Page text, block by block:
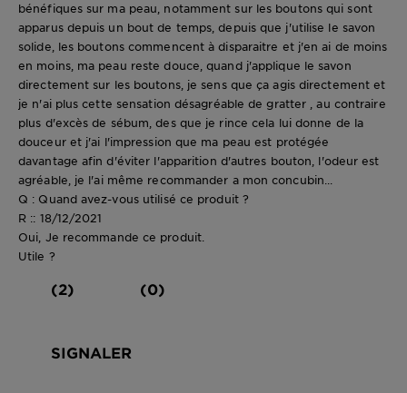
bénéfiques sur ma peau, notamment sur les boutons qui sont
apparus depuis un bout de temps, depuis que j'utilise le savon
solide, les boutons commencent à disparaitre et j'en ai de moins
en moins, ma peau reste douce, quand j'applique le savon
directement sur les boutons, je sens que ça agis directement et
je n'ai plus cette sensation désagréable de gratter , au contraire
plus d'excès de sébum, des que je rince cela lui donne de la
douceur et j'ai l'impression que ma peau est protégée
davantage afin d'éviter l'apparition d'autres bouton, l'odeur est
agréable, je l'ai même recommander a mon concubin...
Q : Quand avez-vous utilisé ce produit ?
R :: 18/12/2021
Oui, Je recommande ce produit.
Utile ?
(2) (0)
SIGNALER